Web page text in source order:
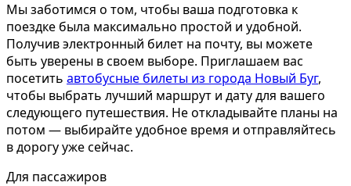
Мы заботимся о том, чтобы ваша подготовка к
поездке была максимально простой и удобной.
Получив электронный билет на почту, вы можете
быть уверены в своем выборе. Приглашаем вас
посетить автобусные билеты из города Новый Буг,
чтобы выбрать лучший маршрут и дату для вашего
следующего путешествия. Не откладывайте планы на
потом — выбирайте удобное время и отправляйтесь
в дорогу уже сейчас.
Для пассажиров